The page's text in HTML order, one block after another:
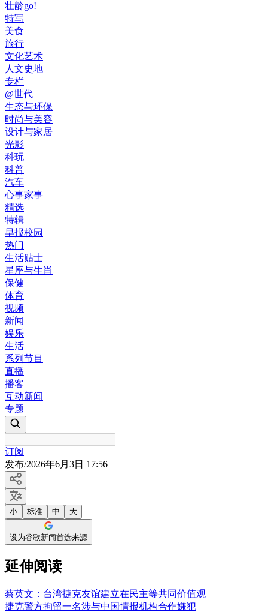
壮龄go!
特写
美食
旅行
文化艺术
人文史地
专栏
@世代
生态与环保
时尚与美容
设计与家居
光影
科玩
科普
汽车
心事家事
精选
特辑
早报校园
热门
生活贴士
星座与生肖
保健
体育
视频
新闻
娱乐
生活
系列节目
直播
播客
互动新闻
专题
订阅
发布/2026年6月3日 17:56
小 标准 中 大
设为谷歌新闻首选来源
延伸阅读
蔡英文：台湾捷克友谊建立在民主等共同价值观
捷克警方拘留一名涉与中国情报机构合作嫌犯